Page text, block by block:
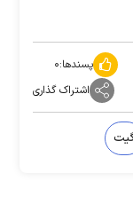
پسندها:۰
اشتراک گذاری